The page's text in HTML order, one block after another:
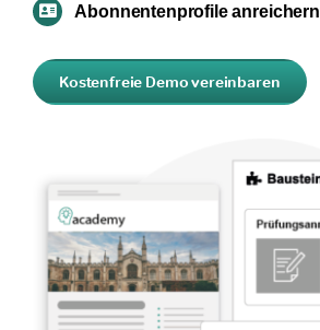
Abonnentenprofile anreichern
Kostenfreie Demo vereinbaren